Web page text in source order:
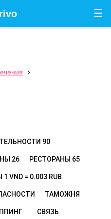
☰

90
26 РЕСТОРАНЫ 65
1 VND = 0.003 RUB
ТАМОЖНЯ
СВЯЗЬ